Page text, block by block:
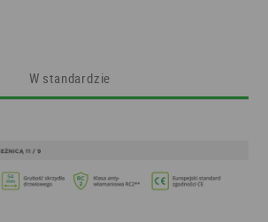
W standardzie